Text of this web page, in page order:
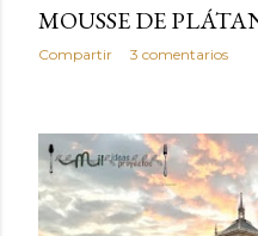
MOUSSE DE
Compartir 3 comentarios